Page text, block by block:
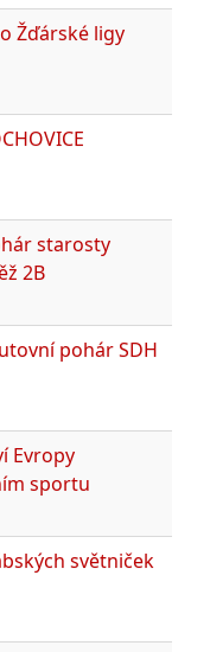
Žďárské ligy
starosty
2B
pohár SDH
Evropy
sportu
světniček